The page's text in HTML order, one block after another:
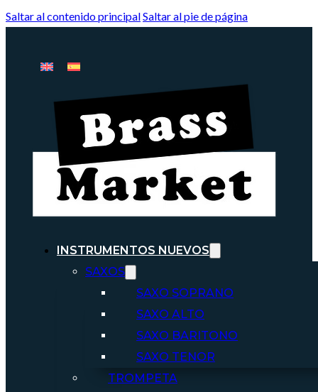
Saltar al contenido principalSaltar al pie de página
INSTRUMENTOS NUEVOS
SAXOS
SAXO SOPRANO
SAXO ALTO
SAXO BARITONO
SAXO TENOR
TROMPETA